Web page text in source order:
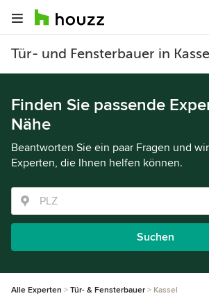
Tür- und Fensterbauer in
Finden Sie passende
Nähe
Beantworten Sie ein paar Fragen und
Experten, die Ihnen helfen können.
Suchen
Alle Experten Tür- & Fensterbauer Kassel